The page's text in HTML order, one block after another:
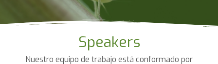
Speakers
Nuestro equipo de trabajo está conformado por